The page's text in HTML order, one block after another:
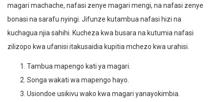
magari machache, nafasi zenye magari mengi, na nafasi zenye
bonasi na sarafu nyingi. Jifunze kutambua nafasi hizi na
kuchagua njia sahihi. Kucheza kwa busara na kutumia nafasi
zilizopo kwa ufanisi itakusaidia kupitia mchezo kwa urahisi.
Tambua mapengo kati ya magari.
Songa wakati wa mapengo hayo.
Usiondoe usikivu wako kwa magari yanayokimbia.